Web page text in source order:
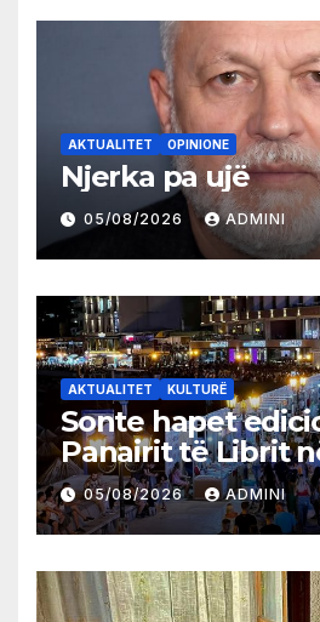
AKTUALITET OPINIONE
Njerka pa ujë
05/08/2026 ADMINI
AKTUALITET KULTURË
Sonte hapet
Panairit të Librit
05/08/2026 ADMINI